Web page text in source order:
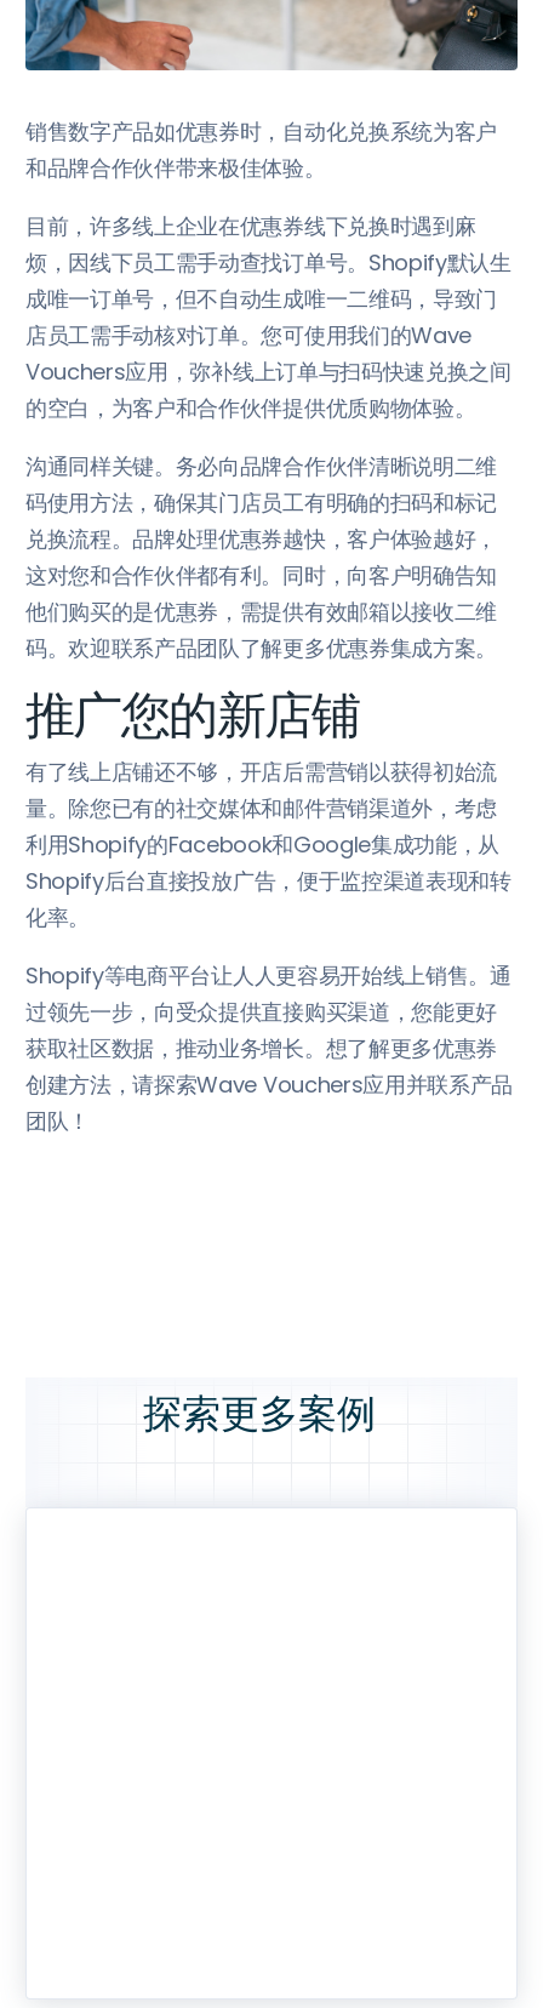
销售数字产品如优惠券时，自动化兑换系统为客户
和品牌合作伙伴带来极佳体验。
目前，许多线上企业在优惠券线下兑换时遇到麻
烦，因线下员工需手动查找订单号。Shopify默认生
成唯一订单号，但不自动生成唯一二维码，导致门
店员工需手动核对订单。您可使用我们的Wave
Vouchers应用，弥补线上订单与扫码快速兑换之间
的空白，为客户和合作伙伴提供优质购物体验。
沟通同样关键。务必向品牌合作伙伴清晰说明二维
码使用方法，确保其门店员工有明确的扫码和标记
兑换流程。品牌处理优惠券越快，客户体验越好，
这对您和合作伙伴都有利。同时，向客户明确告知
他们购买的是优惠券，需提供有效邮箱以接收二维
码。欢迎联系产品团队了解更多优惠券集成方案。
推广您的新店铺
有了线上店铺还不够，开店后需营销以获得初始流
量。除您已有的社交媒体和邮件营销渠道外，考虑
利用Shopify的Facebook和Google集成功能，从
Shopify后台直接投放广告，便于监控渠道表现和转
化率。
Shopify等电商平台让人人更容易开始线上销售。通
过领先一步，向受众提供直接购买渠道，您能更好
获取社区数据，推动业务增长。想了解更多优惠券
创建方法，请探索Wave Vouchers应用并联系产品
团队！
探索更多案例